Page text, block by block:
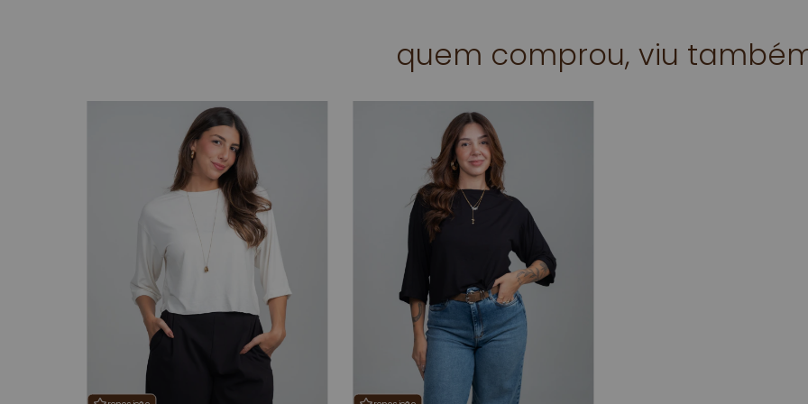
quem comprou, viu